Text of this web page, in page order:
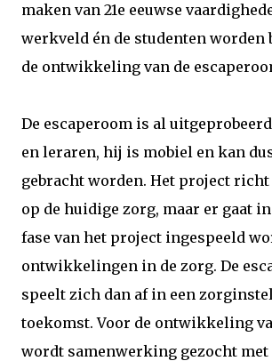
maken van 21e eeuwse
werkveld én de studenten worden
de ontwikkeling van de
De escaperoom is al
en leraren, hij is mobiel en kan
gebracht worden. Het project
op de huidige zorg, maar er gaat
fase van het project ingespeeld
ontwikkelingen in de zorg. De
speelt zich dan af in een
toekomst. Voor de ontwikkeling
wordt samenwerking gezocht met